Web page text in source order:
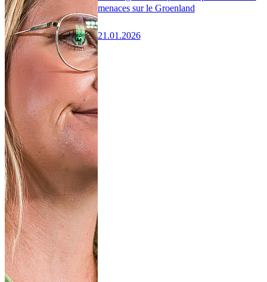
menaces sur le Groenland
21.01.2026